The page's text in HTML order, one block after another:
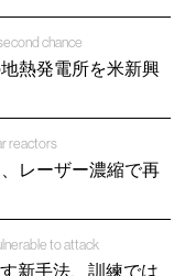
chance
熱発電所を米新興
reactors
レーザー濃縮で再
to attack
新手法、訓練では